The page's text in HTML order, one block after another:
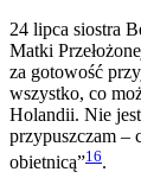
24 lipca siostra
Matki
za gotowość
wszystko, co
Holandii. Nie
przypuszczam –
obietnicą”16.